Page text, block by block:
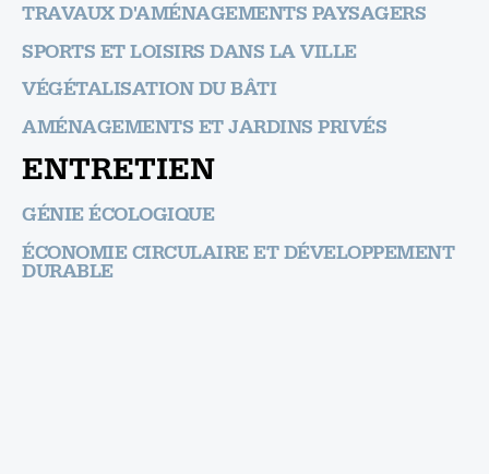
TRAVAUX D'AMÉNAGEMENTS PAYSAGERS
SPORTS ET LOISIRS DANS LA VILLE
VÉGÉTALISATION DU BÂTI
AMÉNAGEMENTS ET JARDINS PRIVÉS
ENTRETIEN
GÉNIE ÉCOLOGIQUE
ÉCONOMIE CIRCULAIRE ET DÉVELOPPEMENT
DURABLE